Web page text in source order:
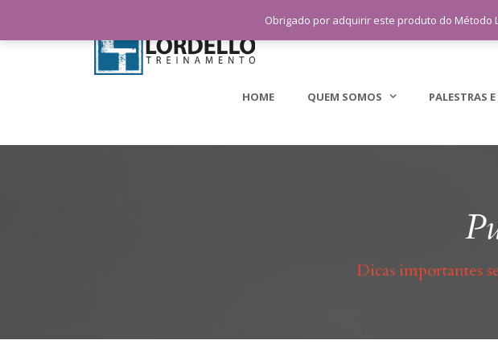
HOME QUEM SOMOS PALESTRAS
Dicas importantes
Obrigado por adquirir este produto do Método